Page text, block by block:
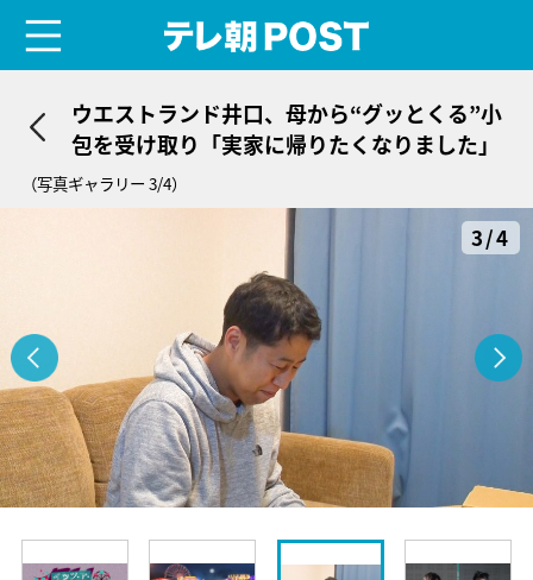
ウエストランド井口、母から“グッとくる”小
包を受け取り「実家に帰りたくなりました」
（写真ギャラリー 3/4）
3/4